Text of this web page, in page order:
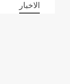
الاخبار